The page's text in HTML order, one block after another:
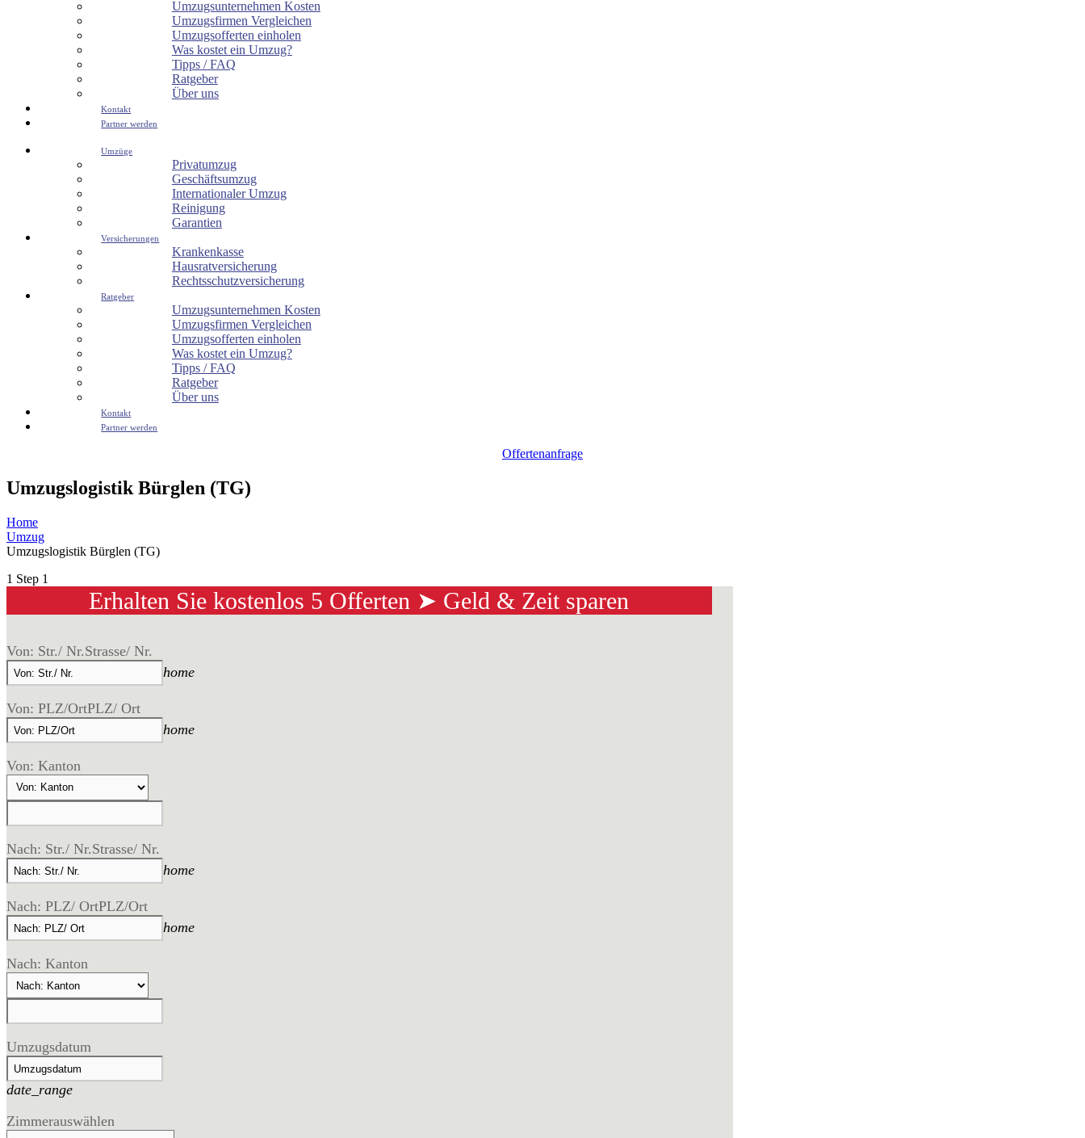
Umzugsunternehmen Kosten
Umzugsfirmen Vergleichen
Umzugsofferten einholen
Was kostet ein Umzug?
Tipps / FAQ
Ratgeber
Über uns
Kontakt
Partner werden
Umzüge
Privatumzug
Geschäftsumzug
Internationaler Umzug
Reinigung
Garantien
Versicherungen
Krankenkasse
Hausratversicherung
Rechtsschutzversicherung
Ratgeber
Umzugsunternehmen Kosten
Umzugsfirmen Vergleichen
Umzugsofferten einholen
Was kostet ein Umzug?
Tipps / FAQ
Ratgeber
Über uns
Kontakt
Partner werden
Offertenanfrage
Umzugslogistik Bürglen (TG)
Home
Umzug
Umzugslogistik Bürglen (TG)
1 Step 1
Erhalten Sie kostenlos 5 Offerten ➤ Geld & Zeit sparen
Von: Str./ Nr.Strasse/ Nr.
home
Von: PLZ/OrtPLZ/ Ort
home
Von: Kanton
Nach: Str./ Nr.Strasse/ Nr.
home
Nach: PLZ/ OrtPLZ/Ort
home
Nach: Kanton
Umzugsdatum
date_range
Zimmerauswählen